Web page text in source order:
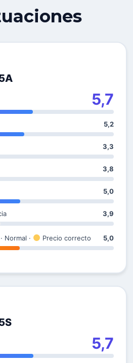
5,7
5,2
3,3
3,8
5,0
3,9
Normal · Precio correcto 5,0
5,7